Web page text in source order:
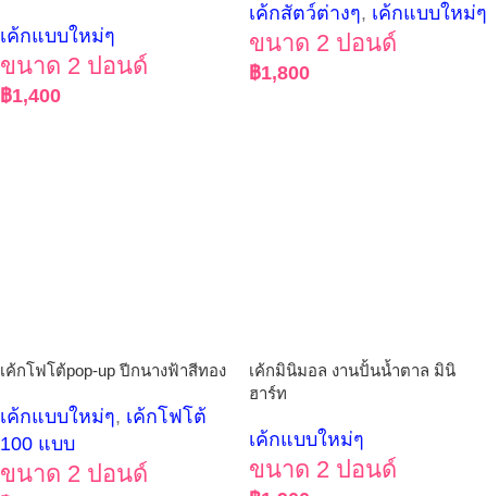
เค้กแบบใหม่ๆ
ขนาด 2 ปอนด์
฿1,400
เค้กสัตว์ต่างๆ, เค้กแบบใหม่ๆ
ขนาด 2 ปอนด์
฿1,800
เค้กโฟโต้pop-up ปีกนางฟ้าสีทอง
เค้กแบบใหม่ๆ, เค้กโฟโต้
100 แบบ
ขนาด 2 ปอนด์
เค้กมินิมอล งานปั้นน้ำตาล มินิ
ฮาร์ท
เค้กแบบใหม่ๆ
ขนาด 2 ปอนด์